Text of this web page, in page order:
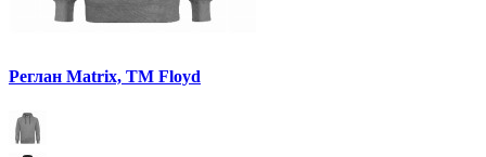
Реглан Matrix, TM Floyd